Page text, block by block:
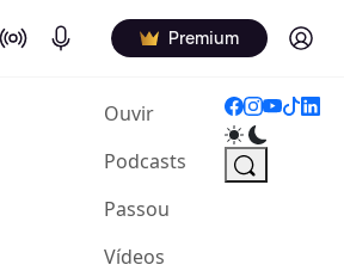
On Air Podcasts Premium Log in
Ouvir(current)
Podcasts
Passou
Vídeos